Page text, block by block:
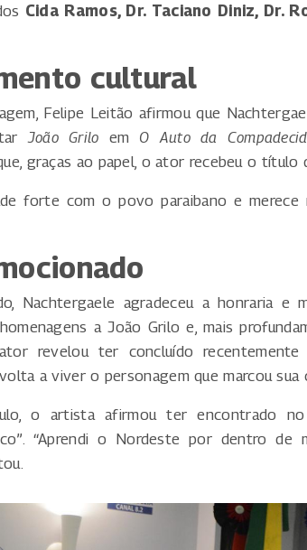
Cida Ramos, Dr. Taciano Diniz, Dr.
cultural
Felipe Leitão afirmou que
João Grilo em O Auto da
graças ao papel, o ator recebeu o título
forte com o povo paraibano e merece
Nachtergaele agradeceu a honraria e
a João Grilo e, mais
ator revelou ter concluído
a viver o personagem que marcou sua
o artista afirmou ter encontrado
“Aprendi o Nordeste por dentro de